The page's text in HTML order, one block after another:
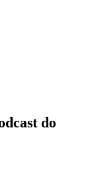
do